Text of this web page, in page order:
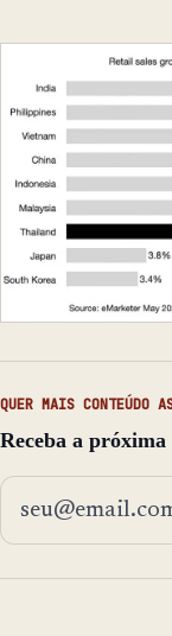
QUER MAIS CONTEÚDO
Receba a próxima
Endereço de